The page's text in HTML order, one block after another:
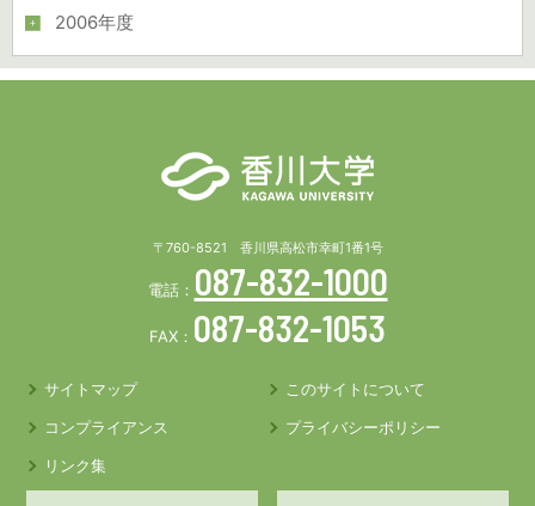
2006年度
〒760-8521 香川県高松市幸町1番1号
電話： 087-832-1000
FAX： 087-832-1053
サイトマップ
このサイトについて
コンプライアンス
プライバシーポリシー
リンク集